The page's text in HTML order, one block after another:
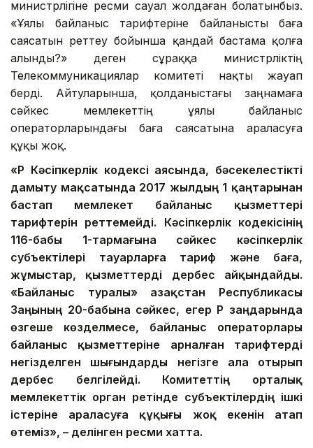
министрлігіне ресми сауал жолдаған болатынбыз.
«Ұялы байланыс тарифтеріне байланысты баға
саясатын реттеу бойынша қандай бастама қолға
алынды?» деген сұраққа министрліктің
Телекоммуникациялар комитеті нақты жауап
берді. Айтуларынша, қолданыстағы заңнамаға
сәйкес мемлекеттің ұялы байланыс
операторларындағы баға саясатына араласуға
құқы жоқ.
«ҚР Кәсіпкерлік кодексі аясында, бәсекелестікті
дамыту мақсатында 2017 жылдың 1 қаңтарынан
бастап мемлекет байланыс қызметтері
тарифтерін реттемейді. Кәсіпкерлік кодекісінің
116-бабы 1-тармағына сәйкес кәсіпкерлік
субъектілері тауарларға тариф және баға,
жұмыстар, қызметтерді дербес айқындайды.
«Байланыс туралы» Қазақстан Республикасы
Заңының 20-бабына сәйкес, егер ҚР заңдарында
өзгеше көзделмесе, байланыс операторлары
байланыс қызметтеріне арналған тарифтерді
негізделген шығындарды негізге ала отырып
дербес белгілейді. Комитеттің орталық
мемлекеттік орган ретінде субъектілердің ішкі
істеріне араласуға құқығы жоқ екенін атап
өтеміз», – делінген ресми хатта.